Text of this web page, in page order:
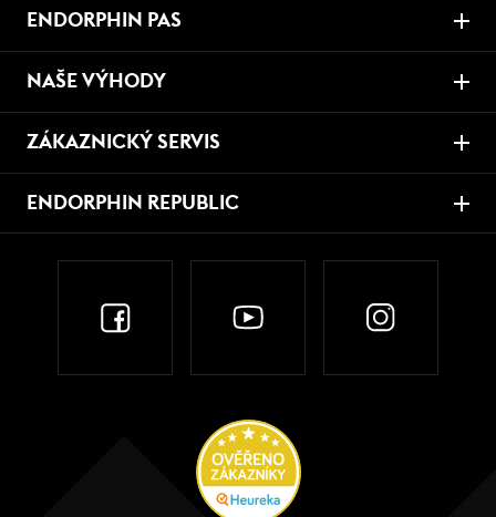
ENDORPHIN PAS
NAŠE VÝHODY
ZÁKAZNICKÝ SERVIS
ENDORPHIN REPUBLIC